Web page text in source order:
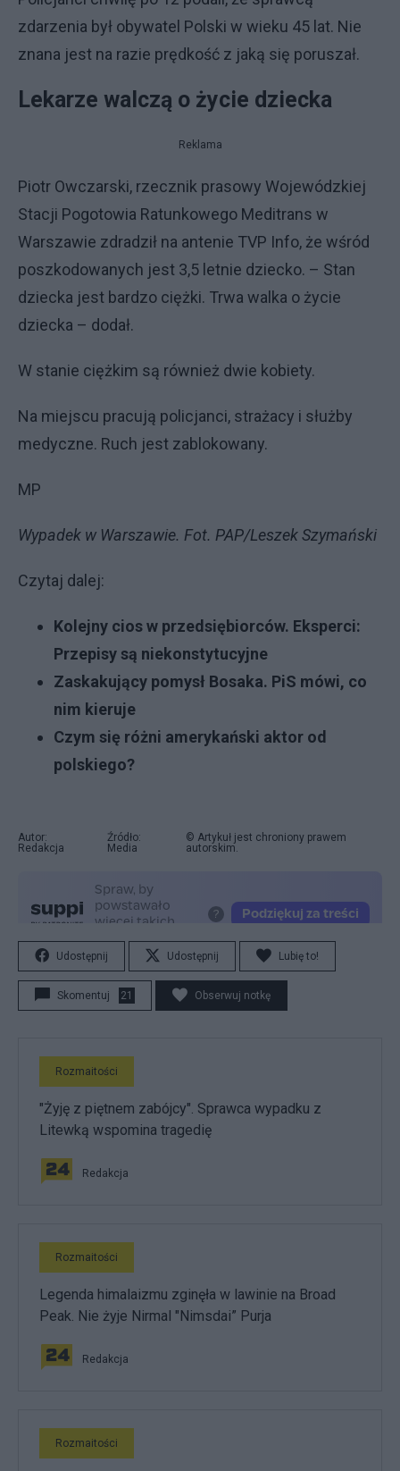
zdarzenia był obywatel Polski w wieku 45 lat. Nie
znana jest na razie prędkość z jaką się poruszał.
Lekarze walczą o życie dziecka
Reklama
Piotr Owczarski, rzecznik prasowy Wojewódzkiej
Stacji Pogotowia Ratunkowego Meditrans w
Warszawie zdradził na antenie TVP Info, że wśród
poszkodowanych jest 3,5 letnie dziecko. – Stan
dziecka jest bardzo ciężki. Trwa walka o życie
dziecka – dodał.
W stanie ciężkim są również dwie kobiety.
Na miejscu pracują policjanci, strażacy i służby
medyczne. Ruch jest zablokowany.
MP
Wypadek w Warszawie. Fot. PAP/Leszek Szymański
Czytaj dalej:
Kolejny cios w przedsiębiorców. Eksperci:
Przepisy są niekonstytucyjne
Zaskakujący pomysł Bosaka. PiS mówi, co
nim kieruje
Czym się różni amerykański aktor od
polskiego?
Autor:
Redakcja
Źródło:
Media
© Artykuł jest chroniony prawem
autorskim.
Udostępnij Udostępnij Lubię to!
Skomentuj 21 Obserwuj notkę
Rozmaitości
"Żyję z piętnem zabójcy". Sprawca wypadku z
Litewką wspomina tragedię
Redakcja
Rozmaitości
Legenda himalaizmu zginęła w lawinie na Broad
Peak. Nie żyje Nirmal "Nimsdai” Purja
Redakcja
Rozmaitości